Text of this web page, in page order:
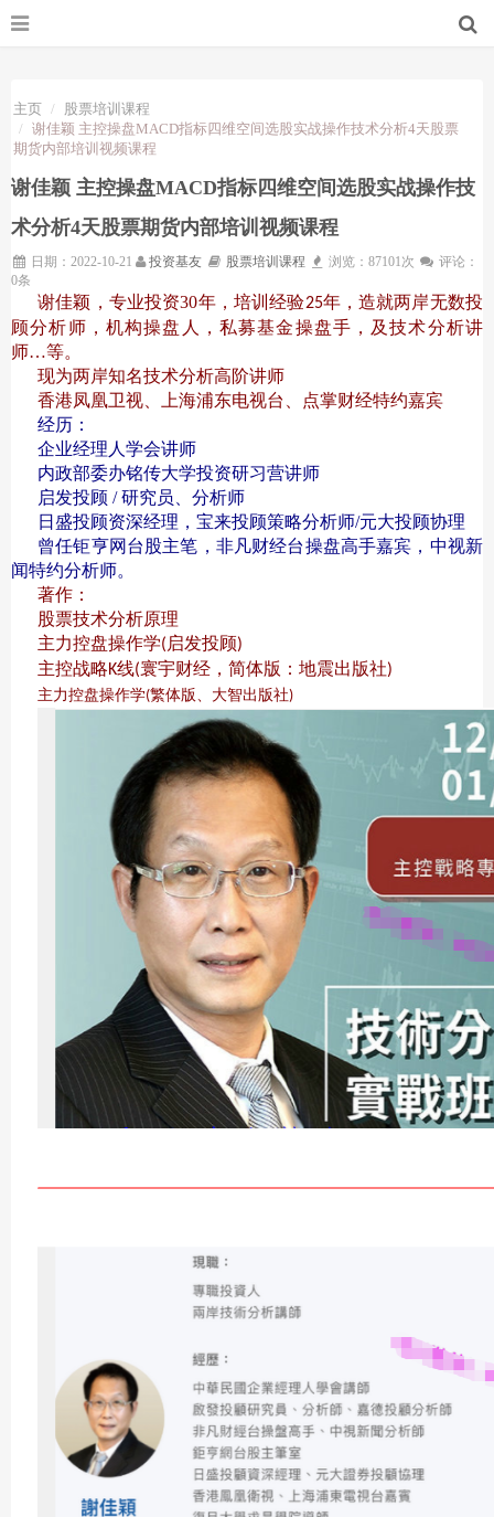
主页
股票培训课程
谢佳颖 主控操盘MACD指标四维空间选股实战操作技术分析4天股票
期货内部培训视频课程
谢佳颖 主控操盘MACD指标四维空间选股实战操作技
术分析4天股票期货内部培训视频课程
日期：2022-10-21 投资基友 股票培训课程 浏览：87101次
评论：
0条
谢佳颖，专业投资30年，培训经验25年，造就两岸无数投
顾分析师，机构操盘人，私募基金操盘手，及技术分析讲
师…等。
现为两岸知名技术分析高阶讲师
香港凤凰卫视、上海浦东电视台、点掌财经特约嘉宾
经历：
企业经理人学会讲师
内政部委办铭传大学投资研习营讲师
启发投顾 / 研究员、分析师
日盛投顾资深经理，宝来投顾策略分析师/元大投顾协理
曾任钜亨网台股主笔，非凡财经台操盘高手嘉宾，中视新
闻特约分析师。
著作：
股票技术分析原理
主力控盘操作学( 启发投顾)
主控战略K线(寰宇财经，简体版：地震出版社)
主力控盘操作学(繁体版、大智出版社)